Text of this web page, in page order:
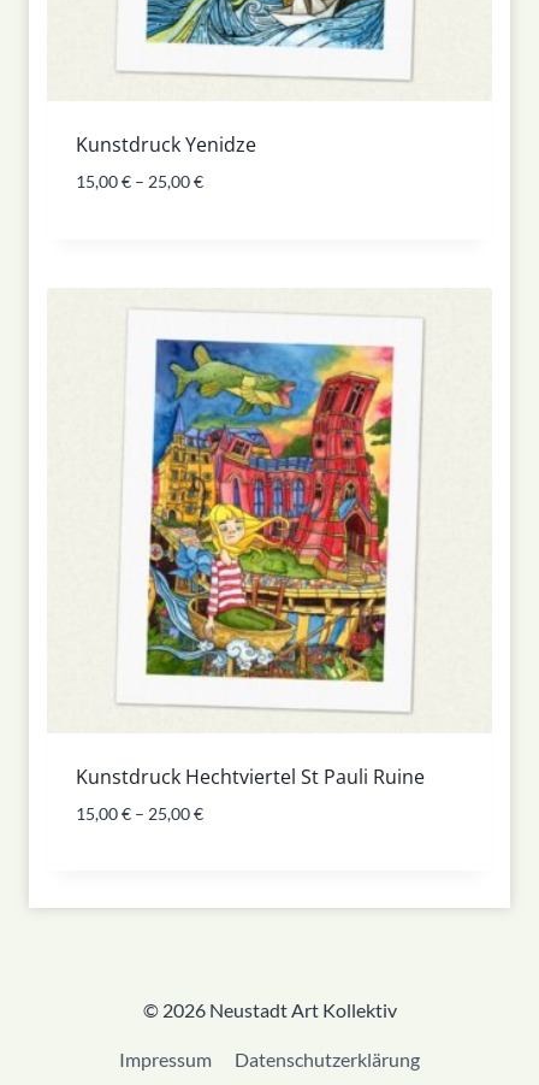
Kunstdruck Yenidze
15,00€ – 25,00€
Kunstdruck Hechtviertel St Pauli Ruine
15,00€ – 25,00€
© 2026 Neustadt Art Kollektiv
Impressum Datenschutzerklärung